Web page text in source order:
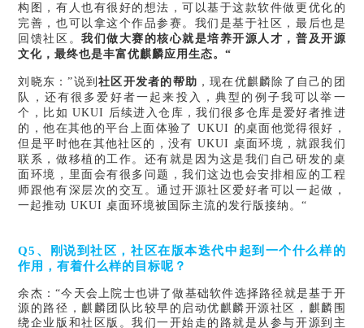
构图，有人也有很好的想法，可以基于这款软件做更优化的
完善，也可以拿这个作品参赛。我们是基于社区，最后也是
回馈社区。我们做大赛的核心就是培养开源人才，普及开源
文化，最终也是丰富优麒麟应用生态。“
刘晓东：”说到社区开发者的帮助 ，现在优麒麟除了自己的团
队，还有很多爱好者一起来投入，典型的例子我可以举一
个，比如UKUI 后续进入仓库，我们很多仓库是爱好者推进
的，他在其他的平台上面体验了 UKUI 的桌面他觉得很好，
但是平时他在其他社区的，没有 UKUI 桌面环境，就跟我们
联系，做移植的工作。还有就是因为这是我们自己研发的桌
面环境，里面会有很多问题，我们这边也会安排相应的工程
师跟他有深层次的交互。通过开源社区爱好者可以一起做，
一起推动 UKUI 桌面环境被国际主流的发行版接纳。“
Q5、刚说到社区，社区在版本迭代中起到一个什么样的
作用，有着什么样的目标呢？
余杰：“今天会上院士也讲了做基础软件选择路径就是基于开
源的路径，麒麟团队比较早的启动优麒麟开源社区，麒麟围
绕企业版和社区版。我们一开始走的路就是从参与开源到主